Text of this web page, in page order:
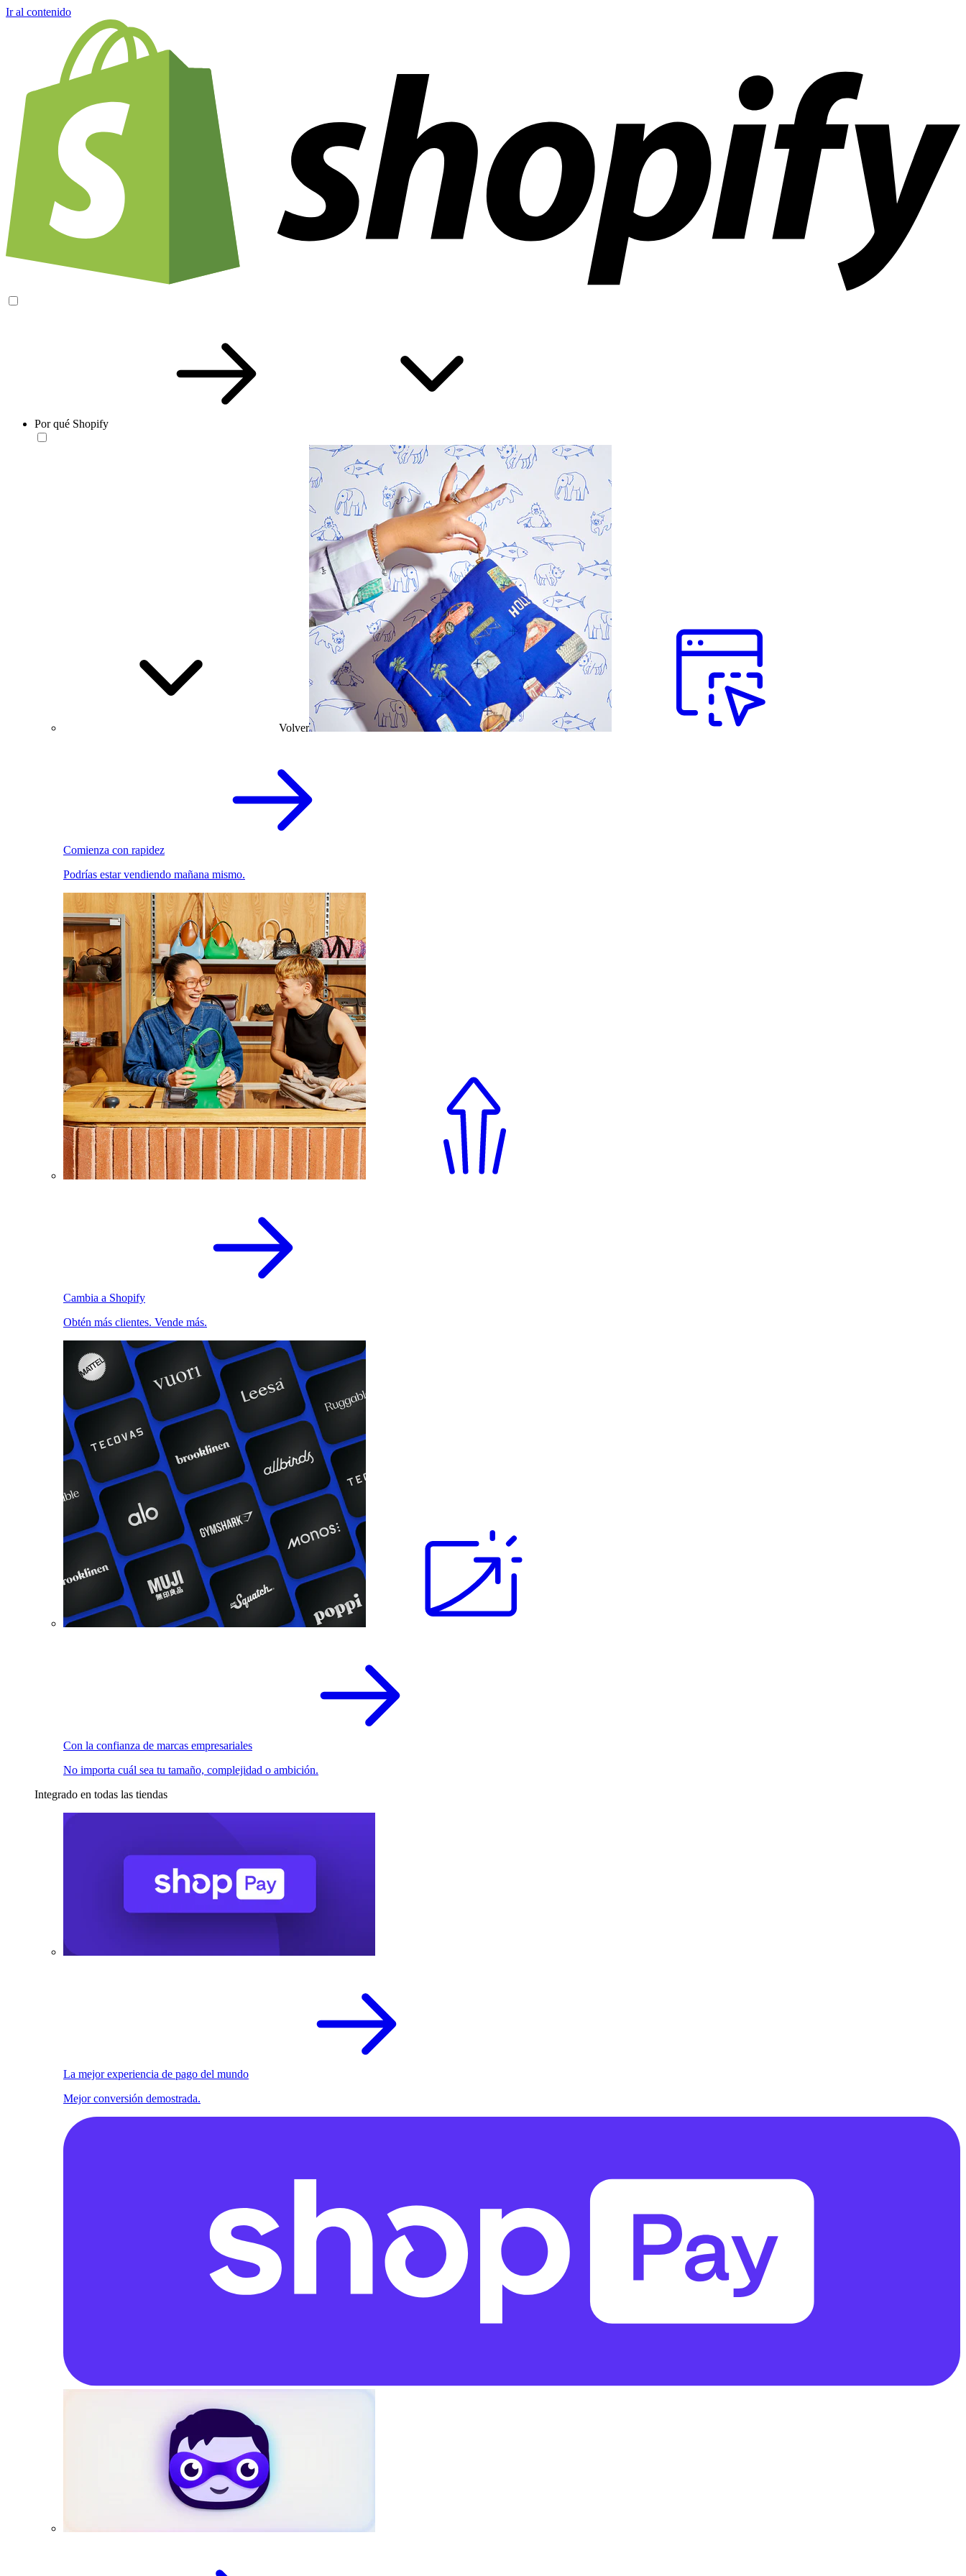
Ir al contenido
Por qué Shopify
Volver
Comienza con rapidez
Podrías estar vendiendo mañana mismo.
Cambia a Shopify
Obtén más clientes. Vende más.
Con la confianza de marcas empresariales
No importa cuál sea tu tamaño, complejidad o ambición.
Integrado en todas las tiendas
La mejor experiencia de pago del mundo
Mejor conversión demostrada.